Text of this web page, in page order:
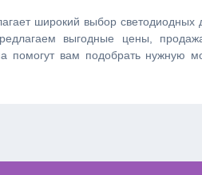
широкий выбор
выгодные цены,
помогут вам подобрать нужную